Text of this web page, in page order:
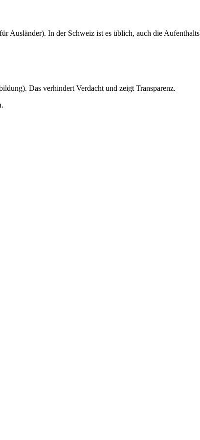
Ausländer). In der Schweiz ist es üblich, auch die
Das verhindert Verdacht und zeigt Transparenz.